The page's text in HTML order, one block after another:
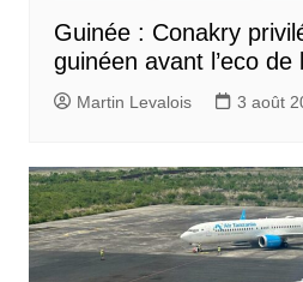
Guinée : Conakry
guinéen avant l’eco de
Martin Levalois 3 août